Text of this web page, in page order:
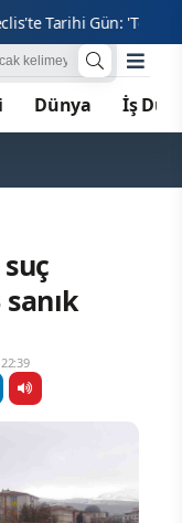
Tarihi Gün:
Dünya İş